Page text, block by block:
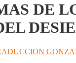
DE